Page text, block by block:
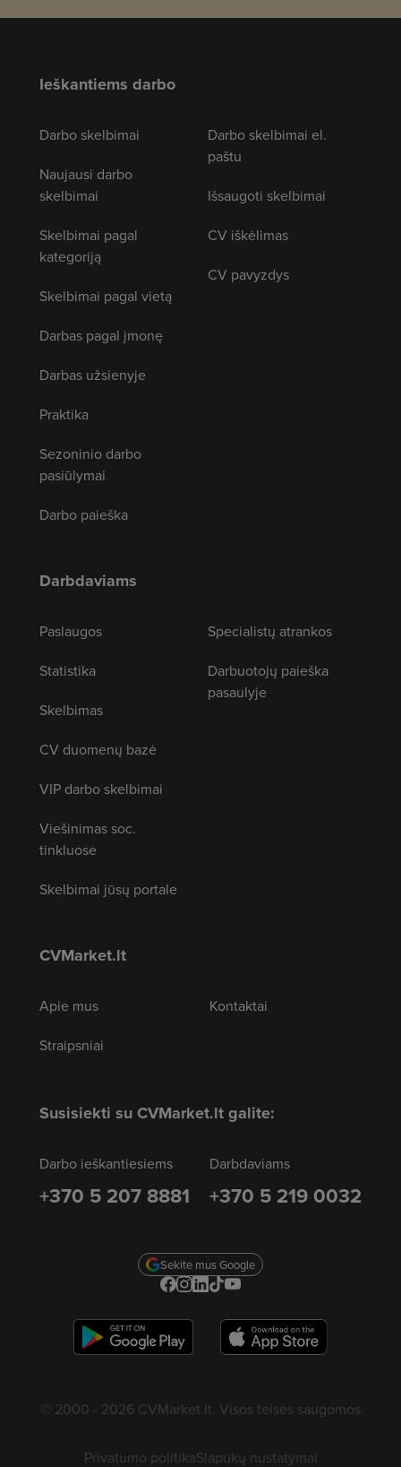
Ieškantiems darbo
Darbo skelbimai
Naujausi darbo
skelbimai
Skelbimai pagal
kategoriją
Skelbimai pagal vietą
Darbas pagal įmonę
Darbas užsienyje
Praktika
Sezoninio darbo
pasiūlymai
Darbo paieška
Darbo skelbimai el.
paštu
Išsaugoti skelbimai
CV iškėlimas
CV pavyzdys
Darbdaviams
Paslaugos
Statistika
Skelbimas
CV duomenų bazė
VIP darbo skelbimai
Viešinimas soc.
tinkluose
Skelbimai jūsų portale
Specialistų atrankos
Darbuotojų paieška
pasaulyje
CVMarket.lt
Apie mus
Straipsniai
Kontaktai
Susisiekti su CVMarket.lt galite:
Darbo ieškantiesiems
+370 5 207 8881
Darbdaviams
+370 5 219 0032
Sekite mus Google
© 2000 - 2026 CVMarket.lt. Visos teisės saugomos
Privatumo politikaSlapukų nustatymai